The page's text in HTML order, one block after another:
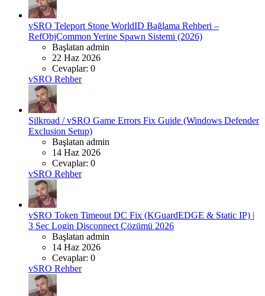
vSRO Teleport Stone WorldID Bağlama Rehberi –
RefObjCommon Yerine Spawn Sistemi (2026)
Başlatan admin
22 Haz 2026
Cevaplar: 0
vSRO Rehber
Silkroad / vSRO Game Errors Fix Guide (Windows Defender
Exclusion Setup)
Başlatan admin
14 Haz 2026
Cevaplar: 0
vSRO Rehber
vSRO Token Timeout DC Fix (KGuardEDGE & Static IP) |
3 Sec Login Disconnect Çözümü 2026
Başlatan admin
14 Haz 2026
Cevaplar: 0
vSRO Rehber